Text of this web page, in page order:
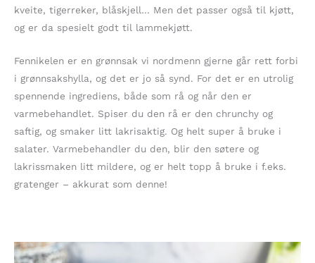
kveite, tigerreker, blåskjell… Men det passer også til kjøtt,
og er da spesielt godt til lammekjøtt.
Fennikelen er en grønnsak vi nordmenn gjerne går rett forbi
i grønnsakshylla, og det er jo så synd. For det er en utrolig
spennende ingrediens, både som rå og når den er
varmebehandlet. Spiser du den rå er den chrunchy og
saftig, og smaker litt lakrisaktig. Og helt super å bruke i
salater. Varmebehandler du den, blir den søtere og
lakrissmaken litt mildere, og er helt topp å bruke i f.eks.
gratenger – akkurat som denne!